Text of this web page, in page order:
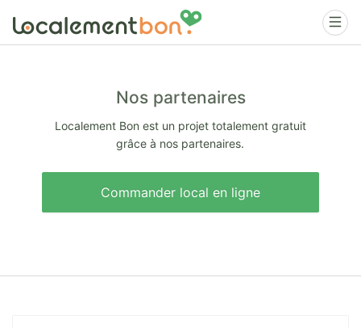
Nos partenaires
Localement Bon est un projet totalement gratuit
grâce à nos partenaires.
Commander local en ligne